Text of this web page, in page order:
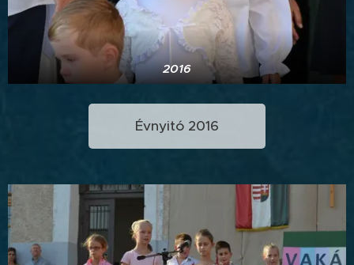
2016
Évnyitó 2016